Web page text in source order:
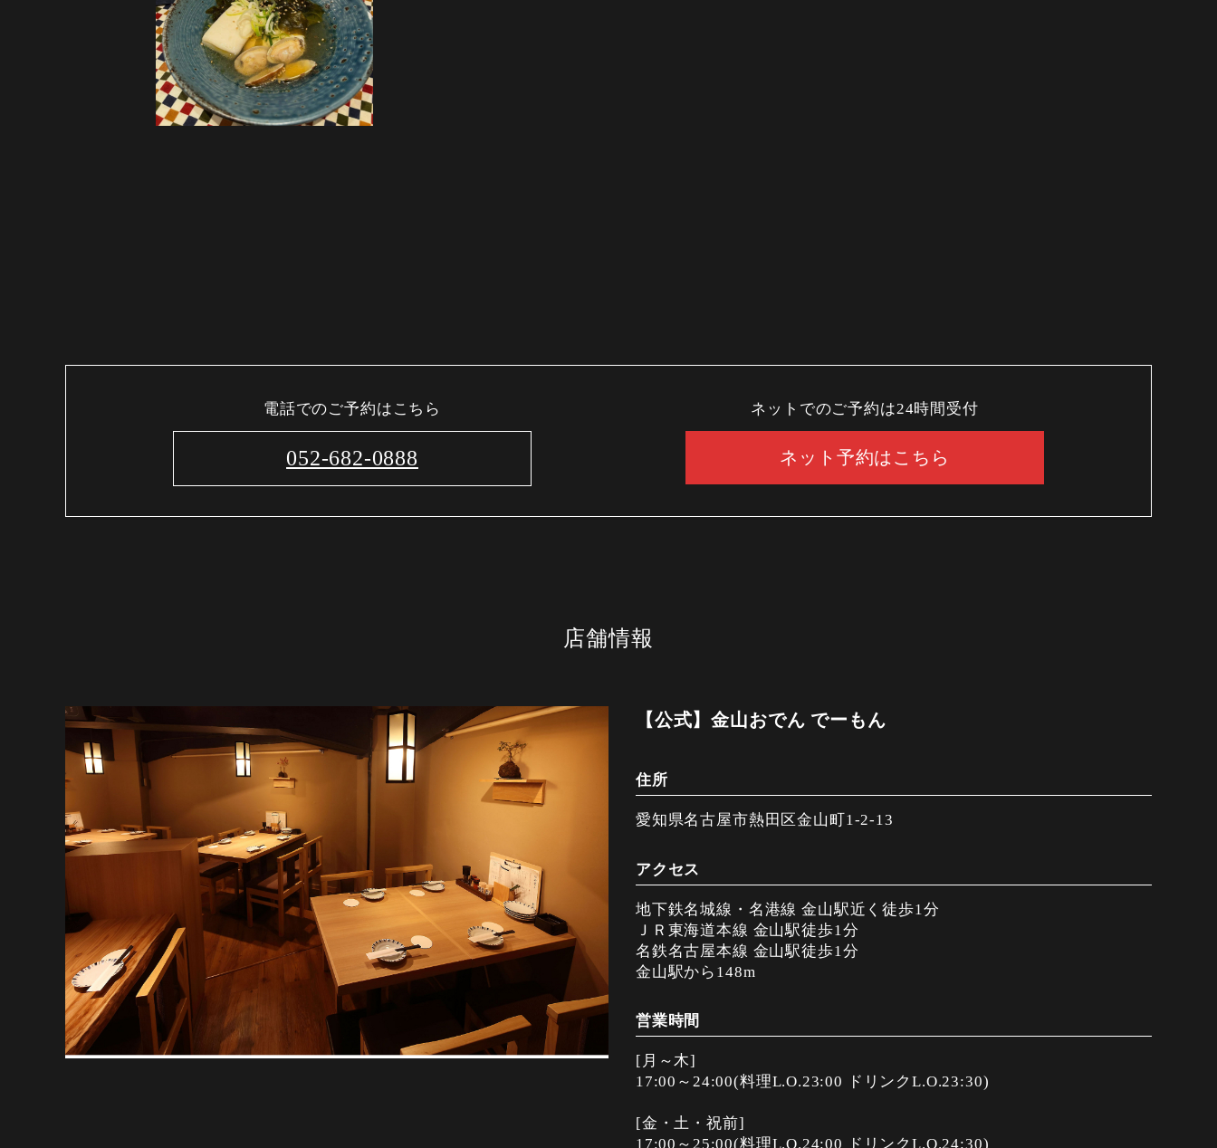
電話でのご予約はこちら
052-682-0888
ネットでのご予約は24時間受付
ネット予約はこちら
店舗情報
【公式】金山おでん でーもん
住所
愛知県名古屋市熱田区金山町1-2-13
アクセス
地下鉄名城線・名港線 金山駅近く徒歩1分
ＪＲ東海道本線 金山駅徒歩1分
名鉄名古屋本線 金山駅徒歩1分
金山駅から148m
営業時間
[月～木]
17:00～24:00(料理L.O.23:00 ドリンクL.O.23:30)
[金・土・祝前]
17:00～25:00(料理L.O.24:00 ドリンクL.O.24:30)